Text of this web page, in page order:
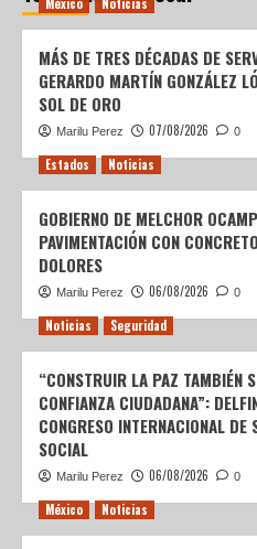
MÁS DE TRES DÉCADAS DE
GERARDO MARTÍN GONZÁLEZ
SOL DE ORO
Marilu Perez 07/08/2026 0
Estados Noticias
GOBIERNO DE MELCHOR
PAVIMENTACIÓN CON
DOLORES
Marilu Perez 06/08/2026 0
Noticias Seguridad
“CONSTRUIR LA PAZ TAMBIÉN
CONFIANZA CIUDADANA”:
CONGRESO INTERNACIONAL
SOCIAL
Marilu Perez 06/08/2026 0
México Noticias